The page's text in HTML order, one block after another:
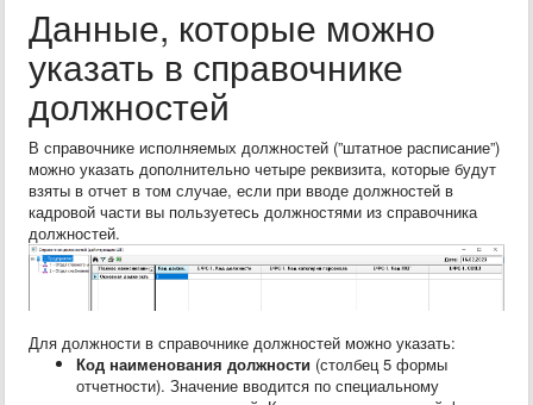
Данные, которые можно
указать в справочнике
должностей
В справочнике исполняемых должностей (”штатное расписание”)
можно указать дополнительно четыре реквизита, которые будут
взяты в отчет в том случае, если при вводе должностей в
кадровой части вы пользуетесь должностями из справочника
должностей.
Для должности в справочнике должностей можно указать:
Код наименования должности (столбец 5 формы
отчетности). Значение вводится по специальному